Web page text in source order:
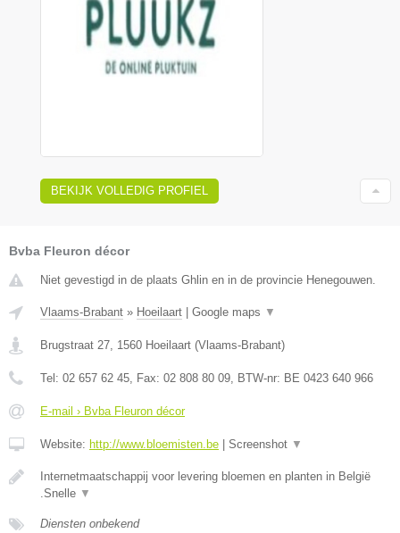
BEKIJK VOLLEDIG PROFIEL
Bvba Fleuron décor
Niet gevestigd in de plaats Ghlin en in de provincie Henegouwen.
Vlaams-Brabant » Hoeilaart Google maps ▼
Brugstraat 27, 1560 Hoeilaart (Vlaams-Brabant)
Tel: 02 657 62 45, Fax: 02 808 80 09, BTW-nr: BE 0423 640 966
E-mail › Bvba Fleuron décor
Website: http://www.bloemisten.be Screenshot ▼
Internetmaatschappij voor levering bloemen en planten in België
.Snelle ▼
Diensten onbekend